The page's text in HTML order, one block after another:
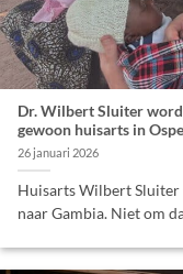
Dr. Wilbert Sluiter
gewoon huisarts in
26 januari 2026
Huisarts Wilbert
naar Gambia. Niet om